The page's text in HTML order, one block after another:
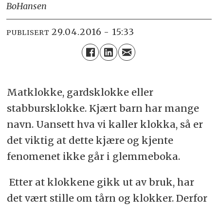
BoHansen
PUBLISERT 29.04.2016 - 15:33
Matklokke, gardsklokke eller
stabbursklokke. Kjært barn har mange
navn. Uansett hva vi kaller klokka, så er
det viktig at dette kjære og kjente
fenomenet ikke går i glemmeboka.
Etter at klokkene gikk ut av bruk, har
det vært stille om tårn og klokker. Derfor